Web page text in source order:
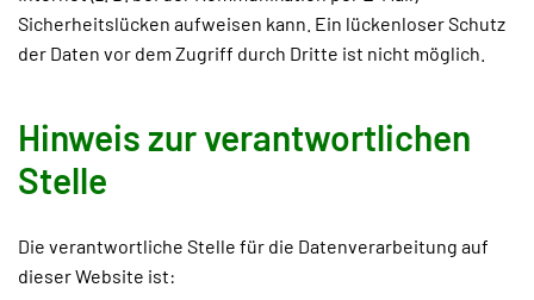
Sicherheitslücken aufweisen kann. Ein lückenloser Schutz
der Daten vor dem Zugriff durch Dritte ist nicht möglich.
Hinweis zur verantwortlichen
Stelle
Die verantwortliche Stelle für die Datenverarbeitung auf
dieser Website ist: